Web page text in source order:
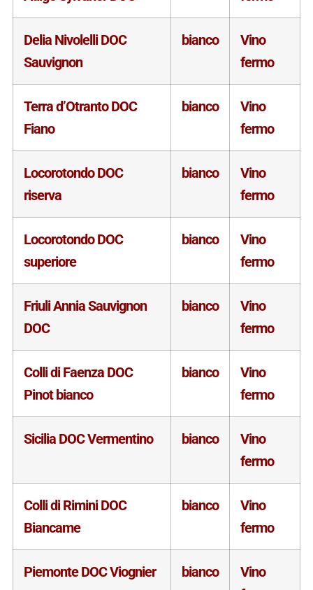
Delia Nivolelli DOC
Sauvignon
bianco
Vino
fermo
Terra d’Otranto DOC
Fiano
bianco
Vino
fermo
Locorotondo DOC
riserva
bianco
Vino
fermo
Locorotondo DOC
superiore
bianco
Vino
fermo
Friuli Annia Sauvignon
DOC
bianco
Vino
fermo
Colli di Faenza DOC
Pinot bianco
bianco
Vino
fermo
Sicilia DOC Vermentino bianco
Vino
fermo
Colli di Rimini DOC
Biancame
bianco
Vino
fermo
Piemonte DOC Viognier bianco
Vino